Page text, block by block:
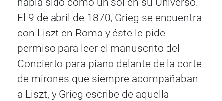
había sido como un sol en su Universo.
El 9 de abril de 1870, Grieg se encuentra
con Liszt en Roma y éste le pide
permiso para leer el manuscrito del
Concierto para piano delante de la corte
de mirones que siempre acompañaban
a Liszt, y Grieg escribe de aquella